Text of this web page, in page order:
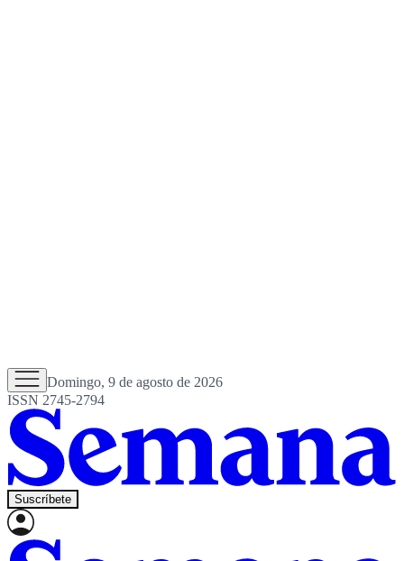
Domingo, 9 de agosto de 2026
ISSN 2745-2794
Suscríbete